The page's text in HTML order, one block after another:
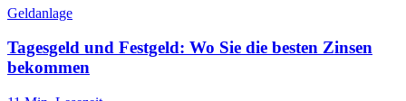
Geldanlage
Tagesgeld und Festgeld: Wo Sie die besten Zinsen
bekommen